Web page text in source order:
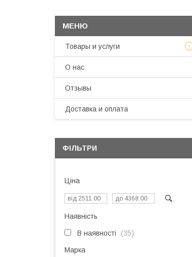
Товары и услуги
О нас
Отзывы
Доставка и оплата
ФІЛЬТРИ
Ціна
Наявність
В наявності 35
Марка